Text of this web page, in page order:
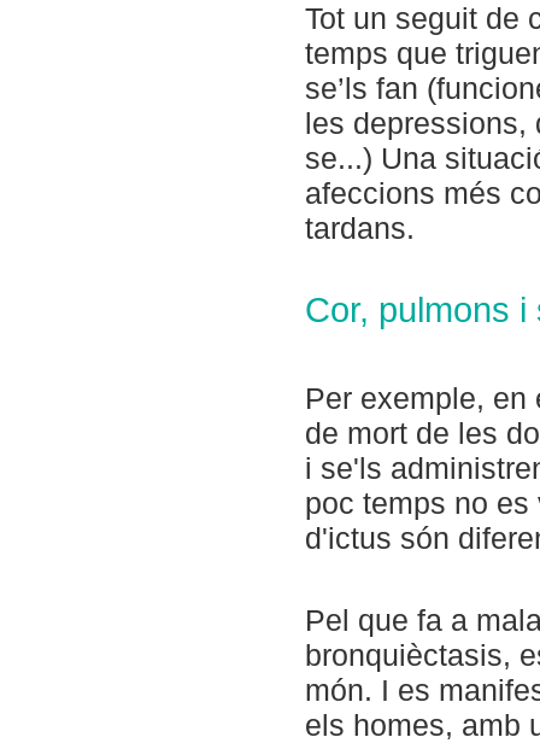
Tot un seguit de
temps que
se’ls fan
les depressions,
se...) Una
afeccions més
tardans.
Cor, pulmons i
Per exemple,
de mort de les
i se'ls
poc temps no
d'ictus són
Pel que fa a
bronquièctasis,
món. I es
els homes, amb